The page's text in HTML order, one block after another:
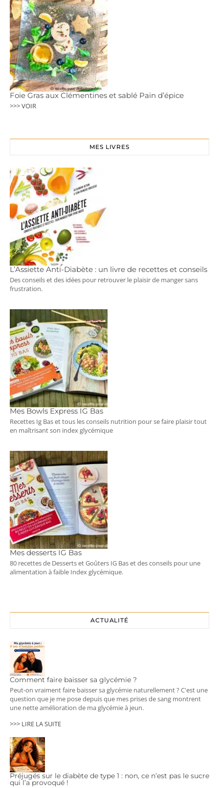
Foie Gras aux Clémentines et sablé Pain d’épice
>>> VOIR
MES LIVRES
L’Assiette Anti-Diabète : un livre de recettes et conseils
Des conseils et des idées pour retrouver le plaisir de manger sans
frustration.
Mes Bowls Express IG Bas
Recettes Ig Bas et tous les conseils nutrition pour se faire plaisir tout
en maîtrisant son index glycémique
Mes desserts IG Bas
80 recettes de Desserts et Goûters IG Bas et des conseils pour une
alimentation à faible Index glycémique.
ACTUALITÉ
Comment faire baisser sa glycémie ?
Peut-on vraiment faire baisser sa glycémie naturellement ? C'est une
question que je me pose depuis que mes prises de sang montrent
une nette amélioration de ma glycémie à jeun.
>>> LIRE LA SUITE
Préjugés sur le diabète de type 1 : non, ce n’est pas le sucre
qui l’a provoqué !